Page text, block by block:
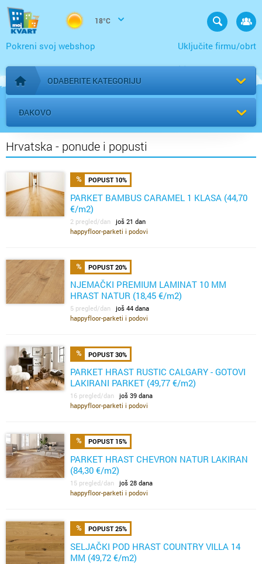
18°C
Uključite firmu/obrt
Pokreni svoj webshop
Početna stranica
ODABERITE KATEGORIJU
ĐAKOVO
Hrvatska - ponude i popusti
POPUST 10%
PARKET BAMBUS CARAMEL 1 KLASA (44,70
€/m2)
2 pregled/dan još 21 dan
happyfloor-parketi i podovi
POPUST 20%
NJEMAČKI PREMIUM LAMINAT 10 MM
HRAST NATUR (18,45 €/m2)
5 pregled/dan još 44 dana
happyfloor-parketi i podovi
POPUST 30%
PARKET HRAST RUSTIC CALGARY - GOTOVI
LAKIRANI PARKET (49,77 €/m2)
16 pregled/dan još 39 dana
happyfloor-parketi i podovi
POPUST 15%
PARKET HRAST CHEVRON NATUR LAKIRAN
(84,30 €/m2)
15 pregled/dan još 28 dana
happyfloor-parketi i podovi
POPUST 25%
SELJAČKI POD HRAST COUNTRY VILLA 14
MM (49,72 €/m2)